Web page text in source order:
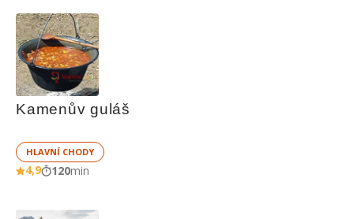
Kamenův guláš
HLAVNÍ CHODY
4,9 120min